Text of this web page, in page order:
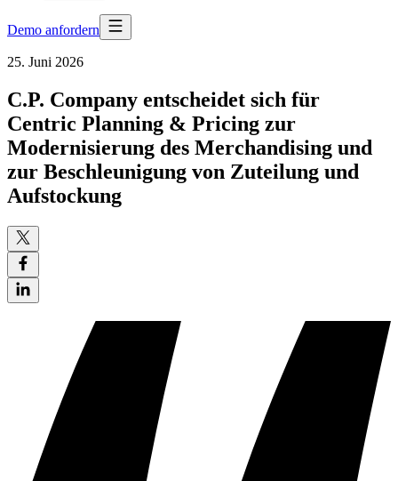
Demo anfordern
25. Juni 2026
C.P. Company entscheidet sich für
Centric Planning & Pricing zur
Modernisierung des Merchandising und
zur Beschleunigung von Zuteilung und
Aufstockung